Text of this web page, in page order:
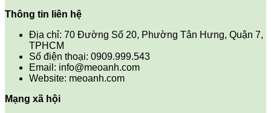
Thông tin liên hệ
Địa chỉ: 70 Đường Số 20, Phường Tân Hưng, Quận 7,
TPHCM
Số điện thoại: 0909.999.543
Email: info@meoanh.com
Website: meoanh.com
Mạng xã hội